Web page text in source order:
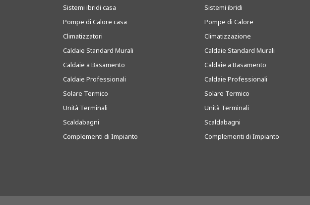
Sistemi ibridi casa
Pompe di Calore casa
Climatizzatori
Caldaie Standard Murali
Caldaie a Basamento
Caldaie Professionali
Solare Termico
Unità Terminali
Scaldabagni
Complementi di Impianto
Sistemi ibridi
Pompe di Calore
Climatizzazione
Caldaie Standard Murali
Caldaie a Basamento
Caldaie Professionali
Solare Termico
Unità Terminali
Scaldabagni
Complementi di Impianto